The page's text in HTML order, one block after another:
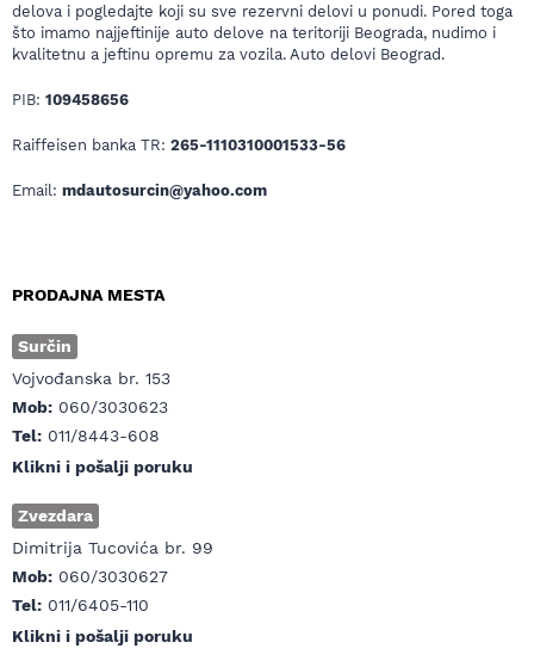
delova i pogledajte koji su sve rezervni delovi u ponudi. Pored toga
što imamo najjeftinije auto delove na teritoriji Beograda, nudimo i
kvalitetnu a jeftinu opremu za vozila. Auto delovi Beograd.
PIB: 109458656
Raiffeisen banka TR: 265-1110310001533-56
Email: mdautosurcin@yahoo.com
PRODAJNA MESTA
Surčin
Vojvođanska br. 153
Mob: 060/3030623
Tel: 011/8443-608
Klikni i pošalji poruku
Zvezdara
Dimitrija Tucovića br. 99
Mob: 060/3030627
Tel: 011/6405-110
Klikni i pošalji poruku